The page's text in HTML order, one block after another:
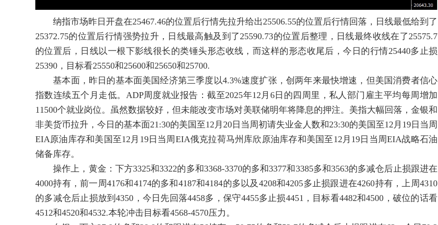
纳指市场昨日开盘在25467.46的位置后行情先拉升给出25506.55的位置后行情回落，日线最低给到了
25372.75的位置后行情强势拉升，日线最高触及到了25590.73的位置后整理，日线最终收线在了25575.7
的位置后，日线以一根下影线很长的类锤头形态收线，而这样的形态收尾后，今日的行情25440多止损
25390，目标看25550和25600和25650和25700.
基本面，昨日的基本面美国经济第三季度以4.3%速度扩张，创两年来最快增速，但美国消费者信心
指数连续五个月走低。ADP周度就业报告：截至2025年12月6日的四周里，私人部门雇主平均每周增加
11500个就业岗位。虽然数据较好，但未能改变市场对美联储明年将降息的押注。美指大幅回落，金银和
非美货币拉升，今日的基本面21:30的美国至12月20日当周初请失业金人数和23:30的美国至12月19日当周
EIA原油库存和美国至12月19日当周EIA俄克拉荷马州库欣原油库存和美国至12月19日当周EIA战略石油
储备库存。
操作上，黄金：下方3325和3322的多和3368-3370的多和3377和3385多和3563的多减仓后止损跟进在
4000持有，前一周4176和4174的多和4187和4184的多以及4208和4205多止损跟进在4260持有，上周4310
的多减仓后止损放到4350，今日先回落4458多，保守4455多止损4451，目标看4482和4500，破位的话看
4512和4520和4532.本轮冲击目标看4568-4570压力。